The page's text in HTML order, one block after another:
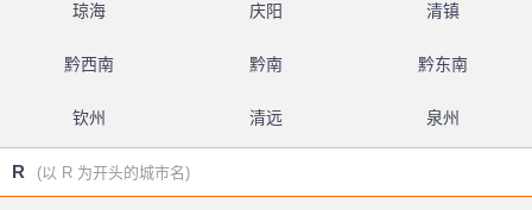
琼海 庆阳 清镇
黔西南 黔南 黔东南
钦州 清远 泉州
R (以 R 为开头的城市名)